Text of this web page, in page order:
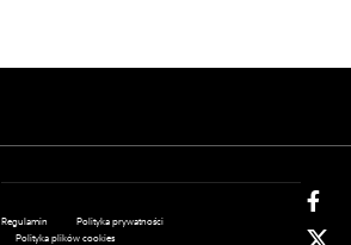
Regulamin
Polityka prywatności
Polityka plików cookies